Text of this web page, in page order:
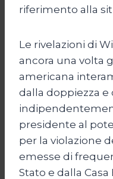
riferimento alla
Le rivelazioni di
ancora una volta
americana
dalla doppiezza e
presidente al
per la violazione
emesse di
Stato e dalla